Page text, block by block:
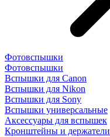
Фотовспышки
Фотовспышки
Вспышки для Canon
Вспышки для Nikon
Вспышки для Sony
Вспышки универсальные
Аксесcуары для вспышек
Кронштейны и держатели